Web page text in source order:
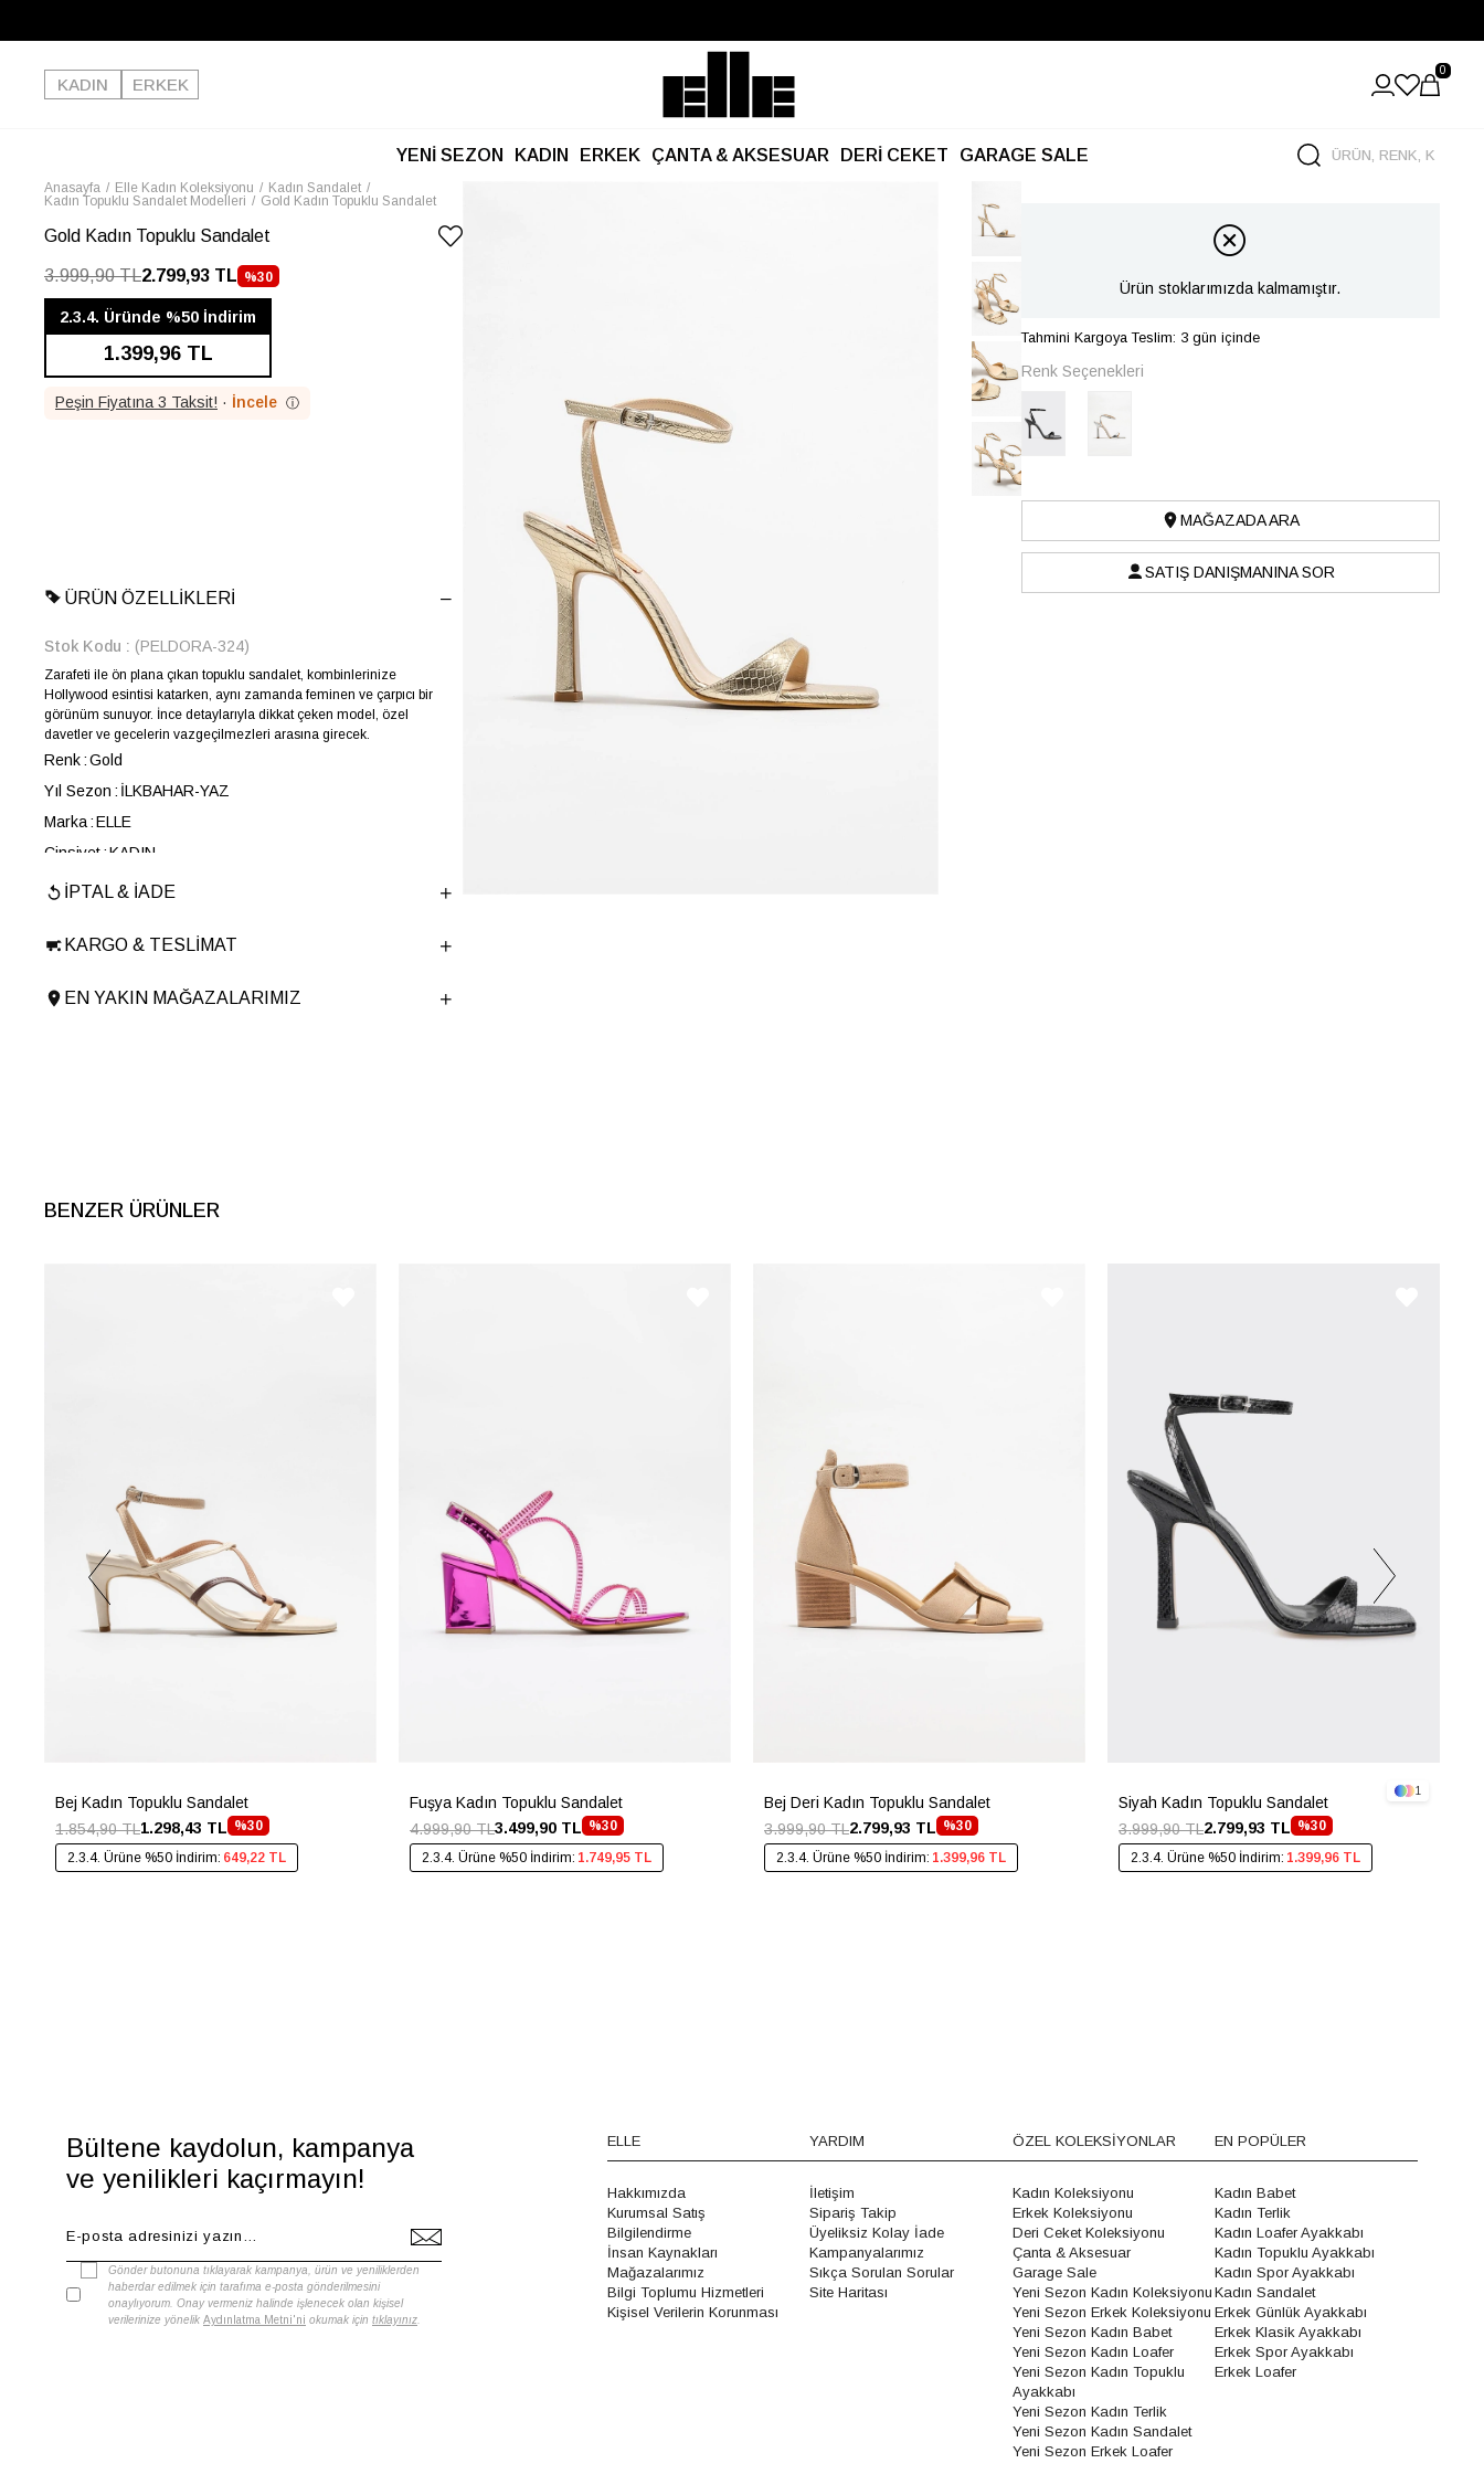
Kargo Ücretsiz!
KADIN
ERKEK
0
YENİ SEZON KADIN ERKEK ÇANTA & AKSESUAR DERİ CEKET GARAGE SALE
Anasayfa Elle Kadın Koleksiyonu
Kadın Sandalet
Kadın Topuklu Sandalet Modelleri
Gold Kadın Topuklu Sandalet
Gold Kadın Topuklu Sandalet
3.999,90 TL2.799,93 TL %30
İNDIRIM
2.3.4. Üründe %50 İndirim
1.399,96 TL
Peşin Fiyatına 3 Taksit! · İncele ⓘ
ÜRÜN ÖZELLIKLERI
Stok Kodu (PELDORA-324)
Zarafeti ile ön plana çıkan topuklu sandalet, kombinlerinize
Hollywood esintisi katarken, aynı zamanda feminen ve çarpıcı bir
görünüm sunuyor. İnce detaylarıyla dikkat çeken model, özel
davetler ve gecelerin vazgeçilmezleri arasına girecek.
Renk Gold
Yıl Sezon
İLKBAHAR-YAZ
Marka ELLE
Cinsiyet KADIN
Ana Malzeme
Poliüretan
Topuk Boyu 11 cm
Ürün Cinsi Topuklu
İPTAL & İADE
KARGO & TESLIMAT
EN YAKIN MAĞAZALARIMIZ
Ürün stoklarımızda kalmamıştır.
Tahmini Kargoya Teslim: 3 gün içinde
Renk Seçenekleri
MAĞAZADA ARA
SATIŞ DANIŞMANINA SOR
BENZER ÜRÜNLER
Bej Kadın Topuklu Sandalet
%30
1.298,43 TL
1.854,90 TL
2.3.4. Ürüne %50 İndirim: 649,22 TL
Fuşya Kadın Topuklu Sandalet
%30
3.499,90 TL
4.999,90 TL
2.3.4. Ürüne %50 İndirim: 1.749,95 TL
Bej Deri Kadın Topuklu Sandalet
%30
2.799,93 TL
3.999,90 TL
2.3.4. Ürüne %50 İndirim: 1.399,96 TL
Siyah Kadın Topuklu Sandalet
%30
2.799,93 TL
3.999,90 TL
2.3.4. Ürüne %50 İndirim: 1.399,96 TL
1
Bültene kaydolun, kampanya
ve yenilikleri kaçırmayın!
Gönder butonuna tıklayarak kampanya, ürün ve yeniliklerden
haberdar edilmek için tarafıma e-posta gönderilmesini
onaylıyorum. Onay vermeniz halinde işlenecek olan kişisel
verilerinize yönelik Aydınlatma Metni'ni okumak için tıklayınız
ELLE
Hakkımızda
Kurumsal Satış
Bilgilendirme
İnsan Kaynakları
Mağazalarımız
Bilgi Toplumu Hizmetleri
Kişisel Verilerin Korunması
YARDIM
İletişim
Sipariş Takip
Üyeliksiz Kolay İade
Kampanyalarımız
Sıkça Sorulan Sorular
Site Haritası
ÖZEL KOLEKSİYONLAR
Kadın Koleksiyonu
Erkek Koleksiyonu
Deri Ceket Koleksiyonu
Çanta & Aksesuar
Garage Sale
Yeni Sezon Kadın Koleksiyonu
Yeni Sezon Erkek Koleksiyonu
Yeni Sezon Kadın Babet
Yeni Sezon Kadın Loafer
Yeni Sezon Kadın Topuklu
Ayakkabı
Yeni Sezon Kadın Terlik
Yeni Sezon Kadın Sandalet
Yeni Sezon Erkek Loafer
EN POPÜLER
Kadın Babet
Kadın Terlik
Kadın Loafer Ayakkabı
Kadın Topuklu Ayakkabı
Kadın Spor Ayakkabı
Kadın Sandalet
Erkek Günlük Ayakkabı
Erkek Klasik Ayakkabı
Erkek Spor Ayakkabı
Erkek Loafer